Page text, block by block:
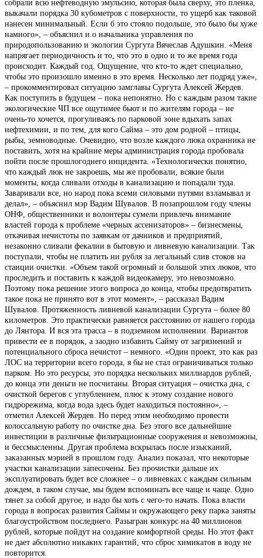
собрали всю нефтеводную эмульсию, которая была сверху, это пленка,
выкачали порядка 30 кубометров с поверхности, то ущерб как таковой
нанесен минимальный. Если б это стояло подольше, это было бы хуже
намного», – объяснил и.о начальника управления по
природопользованию и экологии Сургута Вячеслав Адушкин. «Меня
напрягает периодичность и то, что это в одно и то же время года
происходит. Каждый год. Ощущение, что кто-то ждет специально,
чтобы это произошло именно в это время. Несколько лет подряд уже»,
– прокомментировал ситуацию замглавы Сургута Алексей Жердев.
Как поступить в будущем – пока непонятно. Но с каждым разом такие
экологические ЧП все ощутимее бьют и по жителям города – не
очень-то хочется, прогуливаясь по парковой зоне вдыхать запах
нефтехимии, и по тем, для кого Сайма – это дом родной – птицы,
рыбы, земноводные. Очевидно, что возле каждого люка охранника не
поставить, хотя на крайние меры администрация города пробовала
пойти после прошлогоднего инцидента. «Технологически понятно,
что каждый люк не закроешь, мы же пробовали, всякие были
моменты, когда сливали отходы в канализацию и попадали туда.
Заваривали все, но народ пока всеми силовыми путями взламывал и
делал», – объяснил мэр Вадим Шувалов. В позапрошлом году члены
ОНФ, общественники и волонтеры сумели привлечь внимание
властей города к проблеме «черных ассенизаторов» – бизнесмены,
откачивая нечистоты по заявкам от дачников и предприятий,
незаконно сливали фекалии в бытовую и ливневую канализации. Так
поступали, чтобы не платить ни рубля за легальный слив стоков на
станции очистки. «Объем такой огромный и большой этих люков, что
проследить и поставить к каждой видеокамеру, это невозможно.
Поэтому пока решение этого вопроса до конца, чтобы предотвратить
такое пока не принято вот в этот момент», – рассказал Вадим
Шувалов. Протяженность ливневой канализации Сургута – более 80
километров. Это практически равняется расстоянию от нашего города
до Лянтора. И вся эта трасса – в подземном исполнении. Вариантов
привести ее в порядок, а заодно избавить Сайму от загрязнений и
потенциального сброса нечистот – немного. «Один проект, это как раз
ЛОС на территории всего города, я бы не стал ограничиваться только
парком. Но это ресурсы, это порядка нескольких миллиардов рублей,
до конца эти деньги не посчитаны. Вторая ситуация – очистка дна, с
очисткой берегов с углублением, плюс к этому создание нового
гидрорежима, когда вода здесь будет находиться постоянно», –
отметил Алексей Жердев. Но перед этим необходимо провести
колоссальную работу по очистке дна. Без этого все дальнейшие
инвестиции в различные фильтрационные сооружения и невозможны,
и бессмысленны. Другая проблема вскрылась после изысканий,
заказанных мэрией в прошлом году. Анализ показал, что некоторые
участки канализации запесочены. Без прочистки дальше их
эксплуатировать будет все сложнее – о ливневках с каждым сильным
дождем, в таком случае, мы будем вспоминать все чаще и чаще. Одно
тянет за собой другое, и надо бы хоть с чего-то начать. Пока власти
города в вопросах развития Саймы и окружающего реку парка заняты
благоустройством последнего. Разыгран конкурс на 40 миллионов
рублей, которые пойдут на создание комфортной среды. Но этот факт
не дает абсолютно никаких гарантий, что сброс химикатов в воду не
повторится.